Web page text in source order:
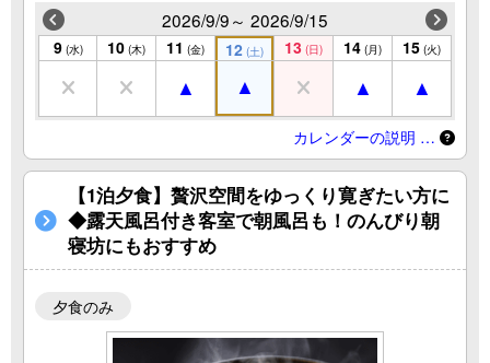
2026/9/9～ 2026/9/15
9 (水) 10 (木) 11 (金) 12 (土) 13 (日) 14 (月) 15 (火)
カレンダーの説明 …
【1泊夕食】贅沢空間をゆっくり寛ぎたい方に
◆露天風呂付き客室で朝風呂も！のんびり朝
寝坊にもおすすめ
夕食のみ